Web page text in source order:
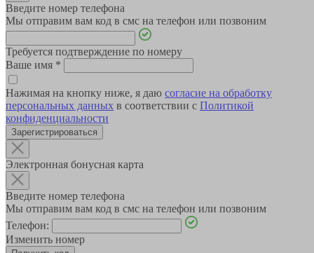
Введите номер телефона
Мы отправим вам код в смс на телефон или позвоним
Требуется подтверждение по номеру
Ваше имя *
Нажимая на кнопку ниже, я даю согласие на обработку
персональных данных в соответствии с Политикой
конфиденциальности
Зарегистрироваться
Электронная бонусная карта
Введите номер телефона
Мы отправим вам код в смс на телефон или позвоним
Телефон:
Изменить номер